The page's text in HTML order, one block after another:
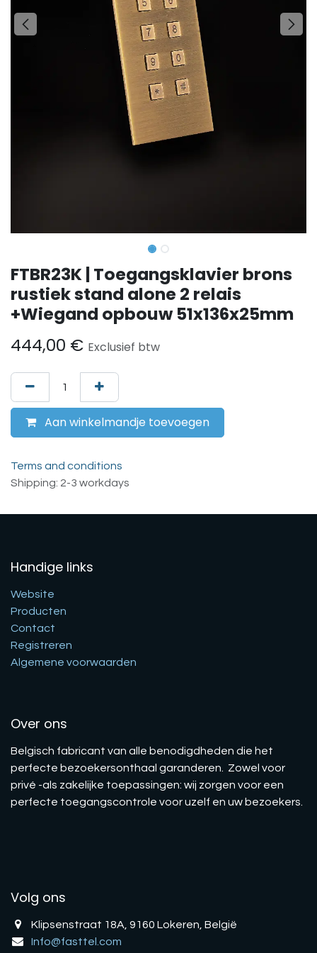
FTBR23K | Toegangsklavier brons
rustiek stand alone 2 relais
+Wiegand opbouw 51x136x25mm
444,00 € Exclusief btw
Aan winkelmandje toevoegen
Terms and conditions
Shipping: 2-3 workdays
Handige links
Website
Producten
Contact
Registreren
Algemene voorwaarden
Over ons
Belgisch fabricant van alle benodigdheden die het
perfecte bezoekersonthaal garanderen. Zowel voor
privé -als zakelijke toepassingen: wij zorgen voor een
perfecte toegangscontrole voor uzelf en uw bezoekers.
Volg ons
Klipsenstraat 18A, 9160 Lokeren, België
Info@fasttel.com